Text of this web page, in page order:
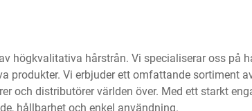
högkvalitativa hårstrån. Vi specialiserar oss på
produkter. Vi erbjuder ett omfattande sortiment
och distributörer världen över. Med ett starkt
hållbarhet och enkel användning.